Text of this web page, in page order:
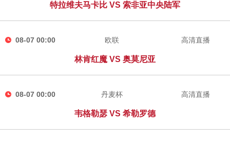
特拉维夫马卡比 VS 索非亚中央陆军
08-07 00:00 欧联
林肯红魔 VS 奥莫尼亚
高清直播
08-07 00:00 丹麦杯
韦格勒瑟 VS 希勒罗德
高清直播